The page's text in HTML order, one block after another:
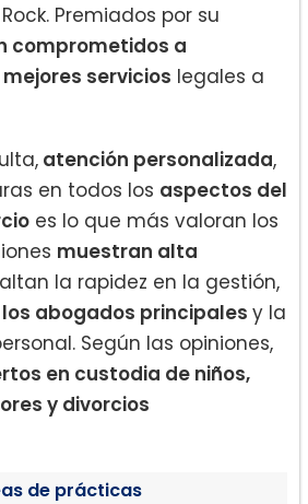
Premiados por su
comprometidos a
servicios legales a
atención personalizada,
en todos los aspectos del
es lo que más valoran los
muestran alta
la rapidez en la gestión,
abogados principales y la
Según las opiniones,
en custodia de niños,
y divorcios
de prácticas